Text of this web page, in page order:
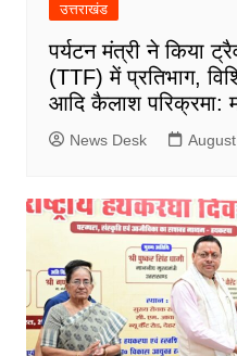
उत्तराखंड
पर्यटन मंत्री ने किया
(TTF) में प्रतिभाग,
आदि कैलाश परिक्रमा:
News Desk